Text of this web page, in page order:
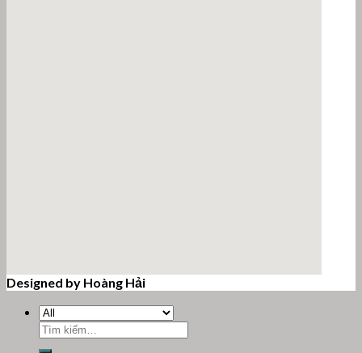
Designed by Hoàng Hải
Tìm
kiếm: